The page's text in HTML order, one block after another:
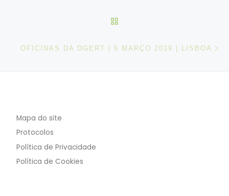
OFICINAS DA DGERT | 6 MARÇO 2019 | LISBOA
Mapa do site
Protocolos
Política de Privacidade
Política de Cookies